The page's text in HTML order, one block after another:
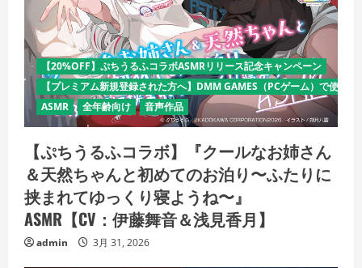
【20%OFF】ぷちうるふコラボASMRリリース記念キャンペーン
【プレミアム新規登録された方へ】DMM GAMES（PCゲーム）で使え
ASMR
全年齢向け 音声作品
【ぷちうるふコラボ】『クールなお姉さん
＆天然ちゃんと初めてのお泊り〜ふたりに
挟まれてゆっくり寝ようね〜』
ASMR【CV：伊藤舞音＆浅見香月】
admin 3月 31, 2026